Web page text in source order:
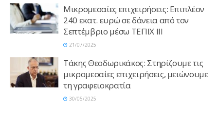
Μικρομεσαίες επιχειρήσεις: Επιπλέον
240 εκατ. ευρώ σε δάνεια από τον
Σεπτέμβριο μέσω ΤΕΠΙΧ III
21/07/2025
Τάκης Θεοδωρικάκος: Στηρίζουμε τις
μικρομεσαίες επιχειρήσεις, μειώνουμε
τη γραφειοκρατία
30/05/2025